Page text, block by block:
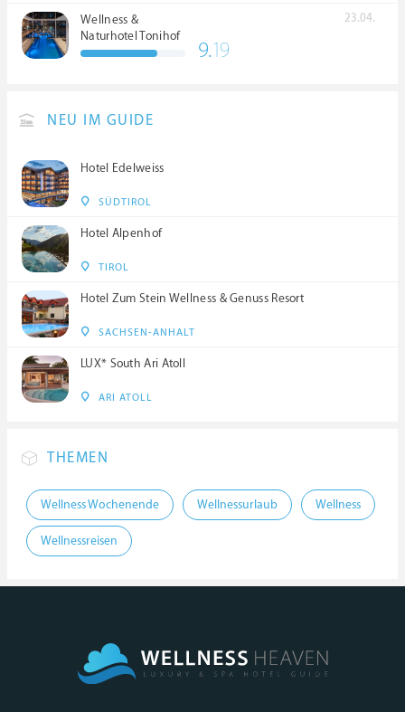
Wellness &
Naturhotel Tonihof
****S
23.04.
9.19
NEU IM GUIDE
Hotel Edelweiss
SÜDTIROL
Hotel Alpenhof
TIROL
Hotel Zum Stein Wellness & Genuss Resort
SACHSEN-ANHALT
LUX* South Ari Atoll
ARI ATOLL
THEMEN
Wellness Wochenende Wellnessurlaub Wellness
Wellnessreisen